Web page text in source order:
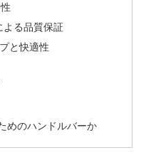
よる品質保証
と快適性
めのハンドルバーか